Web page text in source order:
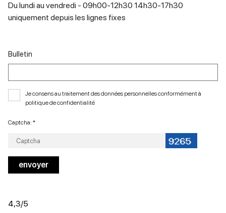
Du lundi au vendredi - 09h00-12h30 14h30-17h30
uniquement depuis les lignes fixes
Bulletin
Je consens au traitement des données personnelles conformément à
politique de confidentialité
Captcha: *
4,3/5